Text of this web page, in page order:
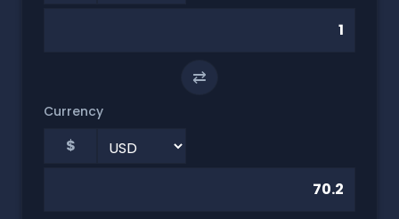
⇄
Currency
$